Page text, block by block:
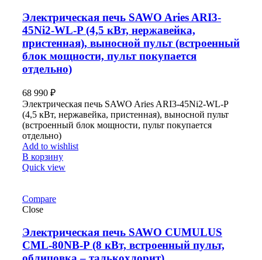
Электрическая печь SAWO Aries ARI3-
45Ni2-WL-P (4,5 кВт, нержавейка,
пристенная), выносной пульт (встроенный
блок мощности, пульт покупается
отдельно)
68 990 ₽
Электрическая печь SAWO Aries ARI3-45Ni2-WL-P
(4,5 кВт, нержавейка, пристенная), выносной пульт
(встроенный блок мощности, пульт покупается
отдельно)
Add to wishlist
В корзину
Quick view
Compare
Close
Электрическая печь SAWO CUMULUS
CML-80NB-P (8 кВт, встроенный пульт,